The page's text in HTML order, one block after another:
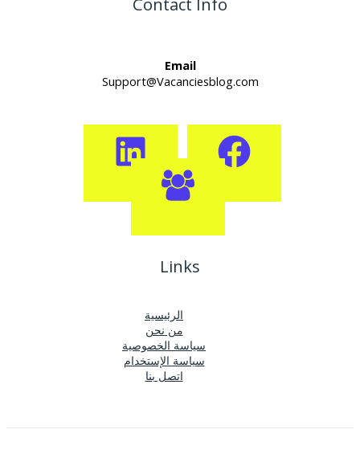
Contact Info
Email
Support@Vacanciesblog.com
Links
الرئيسية
من نحن
سياسة الخصوصية
سياسة الإستخدام
اتصل بنا